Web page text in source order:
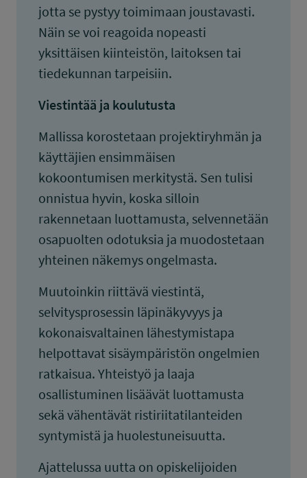
jotta se pystyy toimimaan joustavasti.
Näin se voi reagoida nopeasti
yksittäisen kiinteistön, laitoksen tai
tiedekunnan tarpeisiin.
Viestintää ja koulutusta
Mallissa korostetaan projektiryhmän ja
käyttäjien ensimmäisen
kokoontumisen merkitystä. Sen tulisi
onnistua hyvin, koska silloin
rakennetaan luottamusta, selvennetään
osapuolten odotuksia ja muodostetaan
yhteinen näkemys ongelmasta.
Muutoinkin riittävä viestintä,
selvitysprosessin läpinäkyvyys ja
kokonaisvaltainen lähestymistapa
helpottavat sisäympäristön ongelmien
ratkaisua. Yhteistyö ja laaja
osallistuminen lisäävät luottamusta
sekä vähentävät ristiriitatilanteiden
syntymistä ja huolestuneisuutta.
Ajattelussa uutta on opiskelijoiden